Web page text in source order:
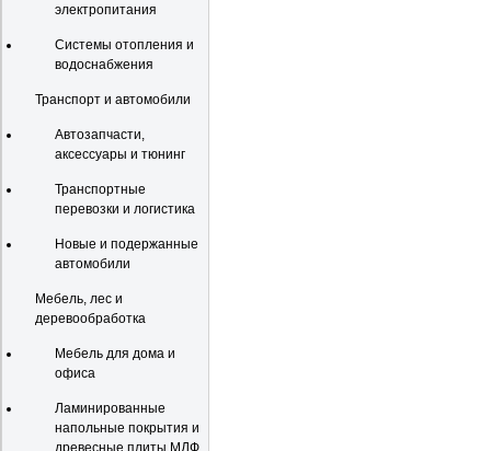
электропитания
Системы отопления и
водоснабжения
Транспорт и автомобили
Автозапчасти,
аксессуары и тюнинг
Транспортные
перевозки и логистика
Новые и подержанные
автомобили
Мебель, лес и
деревообработка
Мебель для дома и
офиса
Ламинированные
напольные покрытия и
древесные плиты МДФ,